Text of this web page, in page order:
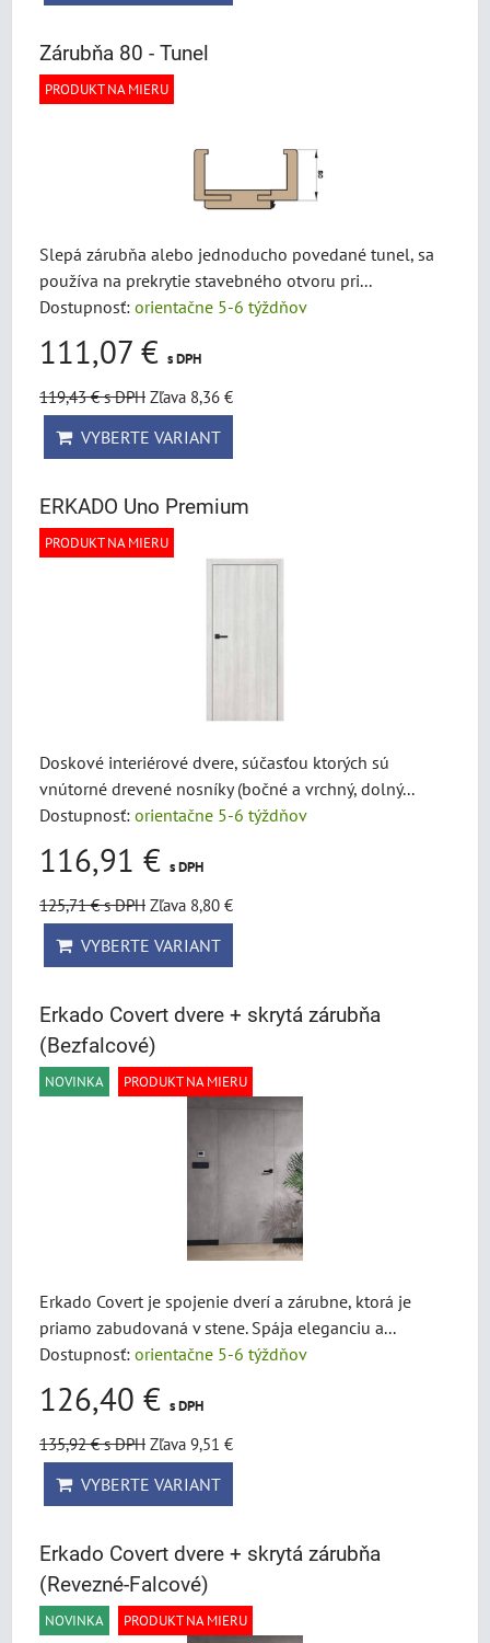
Zárubňa 80 - Tunel
PRODUKT NA MIERU
Slepá zárubňa alebo jednoducho povedané tunel, sa
používa na prekrytie stavebného otvoru pri...
Dostupnosť: orientačne 5-6 týždňov
111,07 € s DPH
119,43 €s DPH Zľava 8,36 €
VYBERTE VARIANT
ERKADO Uno Premium
PRODUKT NA MIERU
Doskové interiérové dvere, súčasťou ktorých sú
vnútorné drevené nosníky (bočné a vrchný, dolný...
Dostupnosť: orientačne 5-6 týždňov
116,91 € s DPH
125,71 €s DPH Zľava 8,80 €
VYBERTE VARIANT
Erkado Covert dvere + skrytá zárubňa
(Bezfalcové)
NOVINKA PRODUKT NA MIERU
Erkado Covert je spojenie dverí a zárubne, ktorá je
priamo zabudovaná v stene. Spája eleganciu a...
Dostupnosť: orientačne 5-6 týždňov
126,40 € s DPH
135,92 €s DPH Zľava 9,51 €
VYBERTE VARIANT
Erkado Covert dvere + skrytá zárubňa
(Revezné-Falcové)
NOVINKA PRODUKT NA MIERU